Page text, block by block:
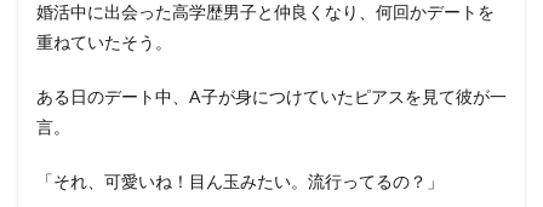
婚活中に出会った高学歴男子と仲良くなり、何回かデートを
重ねていたそう。
ある日のデート中、A子が身につけていたピアスを見て彼が一
言。
「それ、可愛いね！目ん玉みたい。流行ってるの？」